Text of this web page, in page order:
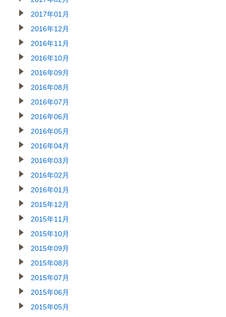
2017年01月
2016年12月
2016年11月
2016年10月
2016年09月
2016年08月
2016年07月
2016年06月
2016年05月
2016年04月
2016年03月
2016年02月
2016年01月
2015年12月
2015年11月
2015年10月
2015年09月
2015年08月
2015年07月
2015年06月
2015年05月